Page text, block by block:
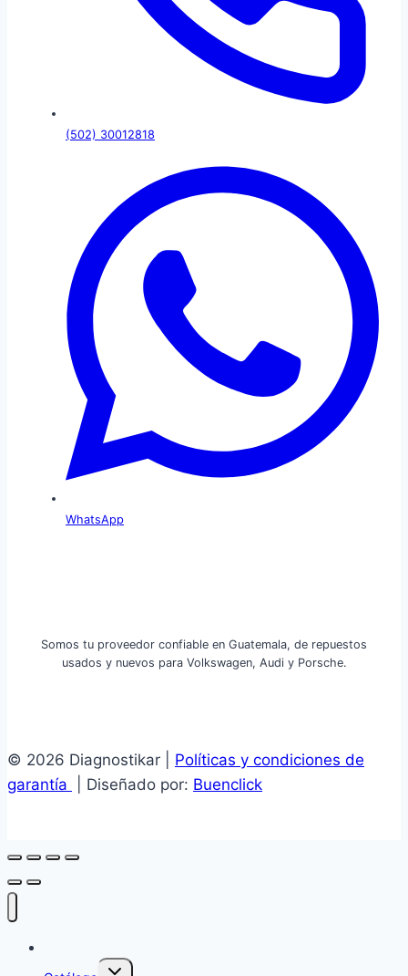
(502) 30012818
WhatsApp
Somos tu proveedor confiable en Guatemala, de repuestos
usados y nuevos para Volkswagen, Audi y Porsche.
© 2026 Diagnostikar | Políticas y condiciones de
garantía
| Diseñado por: Buenclick
Alternar